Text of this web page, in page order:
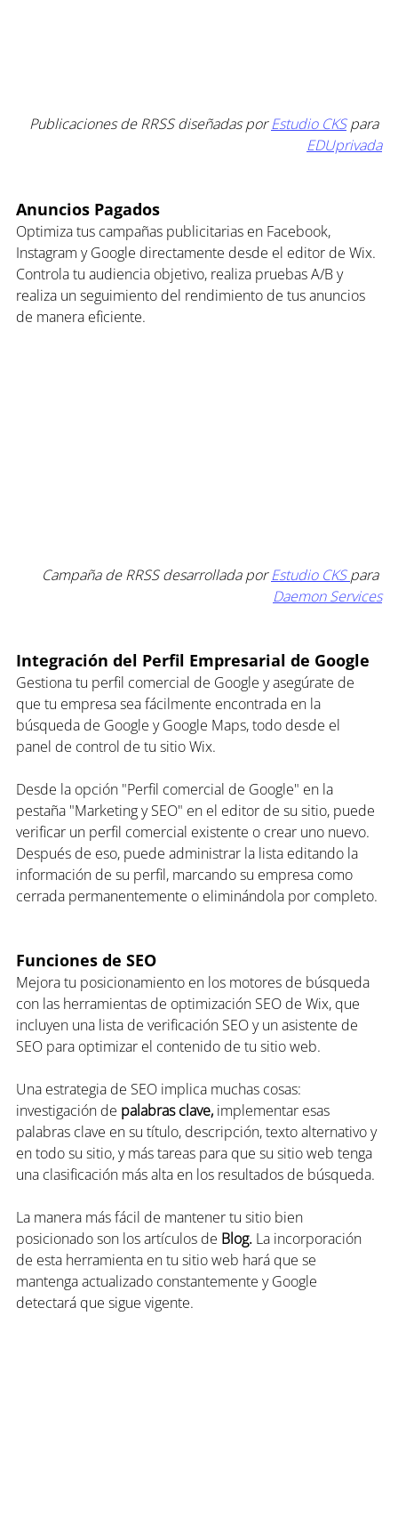
Publicaciones de RRSS diseñadas por Estudio CKS para
EDUprivada
Anuncios Pagados
Optimiza tus campañas publicitarias en Facebook,
Instagram y Google directamente desde el editor de Wix.
Controla tu audiencia objetivo, realiza pruebas A/B y
realiza un seguimiento del rendimiento de tus anuncios
de manera eficiente.
Campaña de RRSS desarrollada por Estudio CKS para
Daemon Services
Integración del Perfil Empresarial de Google
Gestiona tu perfil comercial de Google y asegúrate de
que tu empresa sea fácilmente encontrada en la
búsqueda de Google y Google Maps, todo desde el
panel de control de tu sitio Wix.
Desde la opción "Perfil comercial de Google" en la
pestaña "Marketing y SEO" en el editor de su sitio, puede
verificar un perfil comercial existente o crear uno nuevo.
Después de eso, puede administrar la lista editando la
información de su perfil, marcando su empresa como
cerrada permanentemente o eliminándola por completo.
Funciones de SEO
Mejora tu posicionamiento en los motores de búsqueda
con las herramientas de optimización SEO de Wix, que
incluyen una lista de verificación SEO y un asistente de
SEO para optimizar el contenido de tu sitio web.
Una estrategia de SEO implica muchas cosas:
investigación de palabras clave, implementar esas
palabras clave en su título, descripción, texto alternativo y
en todo su sitio, y más tareas para que su sitio web tenga
una clasificación más alta en los resultados de búsqueda.
La manera más fácil de mantener tu sitio bien
posicionado son los artículos de Blog. La incorporación
de esta herramienta en tu sitio web hará que se
mantenga actualizado constantemente y Google
detectará que sigue vigente.